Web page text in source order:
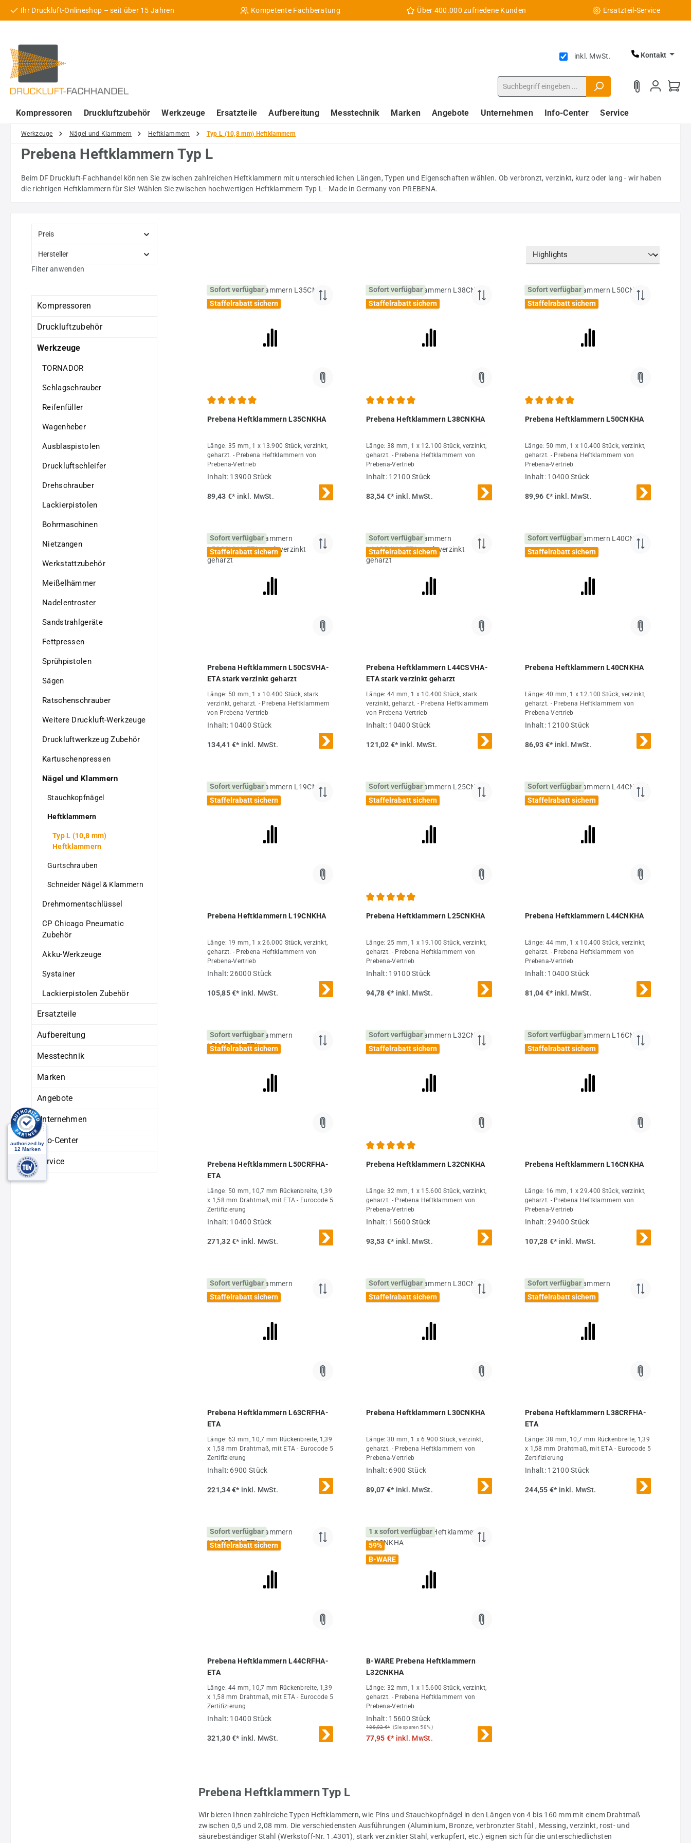
Hauptinhalt springen
Zur Suche springen
Zur Hauptnavigation springen
Ihr Druckluft-Onlineshop – seit über 15 Jahren Kompetente Fachberatung Über 400.000 zufriedene Kunden Ersatzteil-Service
inkl. MwSt. Kontakt
Kompressoren Druckluftzubehör Werkzeuge Ersatzteile Aufbereitung Messtechnik Marken Angebote Unternehmen Info-Center Service
Werkzeuge Nägel und Klammern Heftklammern Typ L (10,8 mm) Heftklammern
Prebena Heftklammern Typ L
Beim DF Druckluft-Fachhandel können Sie zwischen zahlreichen Heftklammern mit unterschiedlichen Längen, Typen und Eigenschaften wählen. Ob verbronzt, verzinkt, kurz oder lang - wir haben
die richtigen Heftklammern für Sie! Wählen Sie zwischen hochwertigen Heftklammern Typ L - Made in Germany von PREBENA.
Preis
Hersteller
Filter anwenden
Kompressoren
Druckluftzubehör
Werkzeuge
TORNADOR
Schlagschrauber
Reifenfüller
Wagenheber
Ausblaspistolen
Druckluftschleifer
Drehschrauber
Lackierpistolen
Bohrmaschinen
Nietzangen
Werkstattzubehör
Meißelhämmer
Nadelentroster
Sandstrahlgeräte
Fettpressen
Sprühpistolen
Sägen
Ratschenschrauber
Weitere Druckluft-Werkzeuge
Druckluftwerkzeug Zubehör
Kartuschenpressen
Nägel und Klammern
Stauchkopfnägel
Heftklammern
Typ L (10,8 mm)
Heftklammern
Gurtschrauben
Schneider Nägel & Klammern
Drehmomentschlüssel
CP Chicago Pneumatic
Zubehör
Akku-Werkzeuge
Systainer
Lackierpistolen Zubehör
Ersatzteile
Aufbereitung
Messtechnik
Marken
Angebote
Unternehmen
Info-Center
Service
Sofort verfügbar
Staffelrabatt sichern
Prebena Heftklammern L35CNKHA
Länge: 35 mm, 1 x 13.900 Stück, verzinkt,
geharzt. - Prebena Heftklammern von
Prebena-Vertrieb
Inhalt: 13900 Stück
89,43 €* inkl. MwSt.
Sofort verfügbar
Staffelrabatt sichern
Prebena Heftklammern L38CNKHA
Länge: 38 mm, 1 x 12.100 Stück, verzinkt,
geharzt. - Prebena Heftklammern von
Prebena-Vertrieb
Inhalt: 12100 Stück
83,54 €* inkl. MwSt.
Sofort verfügbar
Staffelrabatt sichern
Prebena Heftklammern L50CNKHA
Länge: 50 mm, 1 x 10.400 Stück, verzinkt,
geharzt. - Prebena Heftklammern von
Prebena-Vertrieb
Inhalt: 10400 Stück
89,96 €* inkl. MwSt.
Sofort verfügbar
Staffelrabatt sichern
Prebena Heftklammern L50CSVHA-
ETA stark verzinkt geharzt
Länge: 50 mm, 1 x 10.400 Stück, stark
verzinkt, geharzt. - Prebena Heftklammern
von Prebena-Vertrieb
Inhalt: 10400 Stück
134,41 €* inkl. MwSt.
Sofort verfügbar
Staffelrabatt sichern
Prebena Heftklammern L44CSVHA-
ETA stark verzinkt geharzt
Länge: 44 mm, 1 x 10.400 Stück, stark
verzinkt, geharzt. - Prebena Heftklammern
von Prebena-Vertrieb
Inhalt: 10400 Stück
121,02 €* inkl. MwSt.
Sofort verfügbar
Staffelrabatt sichern
Prebena Heftklammern L40CNKHA
Länge: 40 mm, 1 x 12.100 Stück, verzinkt,
geharzt. - Prebena Heftklammern von
Prebena-Vertrieb
Inhalt: 12100 Stück
86,93 €* inkl. MwSt.
Sofort verfügbar
Staffelrabatt sichern
Prebena Heftklammern L19CNKHA
Länge: 19 mm, 1 x 26.000 Stück, verzinkt,
geharzt. - Prebena Heftklammern von
Prebena-Vertrieb
Inhalt:26000 Stück
105,85 €* inkl. MwSt.
Sofort verfügbar
Staffelrabatt sichern
Prebena Heftklammern L25CNKHA
Länge: 25 mm, 1 x 19.100 Stück, verzinkt,
geharzt. - Prebena Heftklammern von
Prebena-Vertrieb
Inhalt: 19100 Stück
94,78 €* inkl. MwSt.
Sofort verfügbar
Staffelrabatt sichern
Prebena Heftklammern L44CNKHA
Länge: 44 mm, 1 x 10.400 Stück, verzinkt,
geharzt. - Prebena Heftklammern von
Prebena-Vertrieb
Inhalt: 10400 Stück
81,04 €* inkl. MwSt.
Sofort verfügbar
Staffelrabatt sichern
Prebena Heftklammern L50CRFHA-
ETA
Länge: 50 mm, 10,7 mm Rückenbreite, 1,39
x 1,58 mm Drahtmaß, mit ETA - Eurocode 5
Zertifizierung
Inhalt: 10400 Stück
271,32 €* inkl. MwSt.
Sofort verfügbar
Staffelrabatt sichern
Prebena Heftklammern L32CNKHA
Länge: 32 mm, 1 x 15.600 Stück, verzinkt,
geharzt. - Prebena Heftklammern von
Prebena-Vertrieb
Inhalt: 15600 Stück
93,53 €* inkl. MwSt.
Sofort verfügbar
Staffelrabatt sichern
Prebena Heftklammern L16CNKHA
Länge: 16 mm, 1 x 29.400 Stück, verzinkt,
geharzt. - Prebena Heftklammern von
Prebena-Vertrieb
Inhalt:29400 Stück
107,28 €* inkl. MwSt.
Sofort verfügbar
Staffelrabatt sichern
Prebena Heftklammern L63CRFHA-
ETA
Länge: 63 mm, 10,7 mm Rückenbreite, 1,39
x 1,58 mm Drahtmaß, mit ETA - Eurocode 5
Zertifizierung
Inhalt: 6900 Stück
221,34 €* inkl. MwSt.
Sofort verfügbar
Staffelrabatt sichern
Prebena Heftklammern L30CNKHA
Länge: 30 mm, 1 x 6.900 Stück, verzinkt,
geharzt. - Prebena Heftklammern von
Prebena-Vertrieb
Inhalt: 6900 Stück
89,07 €* inkl. MwSt.
Sofort verfügbar
Staffelrabatt sichern
Prebena Heftklammern L38CRFHA-
ETA
Länge: 38 mm, 10,7 mm Rückenbreite, 1,39
x 1,58 mm Drahtmaß, mit ETA - Eurocode 5
Zertifizierung
Inhalt: 12100 Stück
244,55 €* inkl. MwSt.
Sofort verfügbar
Staffelrabatt sichern
Prebena Heftklammern L44CRFHA-
ETA
Länge: 44 mm, 10,7 mm Rückenbreite, 1,39
x 1,58 mm Drahtmaß, mit ETA - Eurocode 5
Zertifizierung
Inhalt: 10400 Stück
321,30 €* inkl. MwSt.
1 x sofort verfügbar
59%
B-WARE
B-WARE Prebena Heftklammern
L32CNKHA
Länge: 32 mm, 1 x 15.600 Stück, verzinkt,
geharzt. - Prebena Heftklammern von
Prebena-Vertrieb
Inhalt: 15600 Stück
188,02 €* (Sie sparen 58% )
77,95 €* inkl. MwSt.
Prebena Heftklammern Typ L
Wir bieten Ihnen zahlreiche Typen Heftklammern, wie Pins und Stauchkopfnägel in den Längen von 4 bis 160 mm mit einem Drahtmaß
zwischen 0,5 und 2,08 mm. Die verschiedensten Ausführungen (Aluminium, Bronze, verbronzter Stahl , Messing, verzinkt, rost- und
säurebeständiger Stahl (Werkstoff-Nr. 1.4301), stark verzinkter Stahl, verkupfert, etc.) eignen sich für die unterschiedlichsten